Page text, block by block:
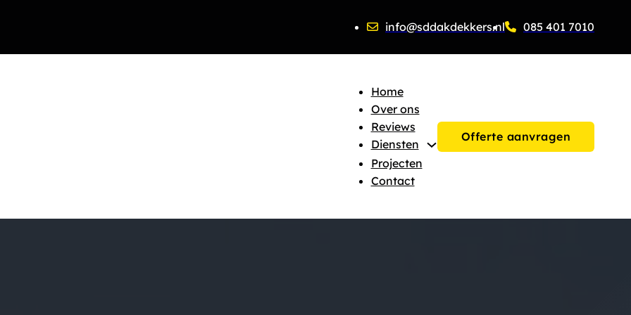
info@sddakdekkers.nl 085 401 7010
Home
Over ons
Reviews
Diensten
Projecten
Contact
Offerte aanvragen